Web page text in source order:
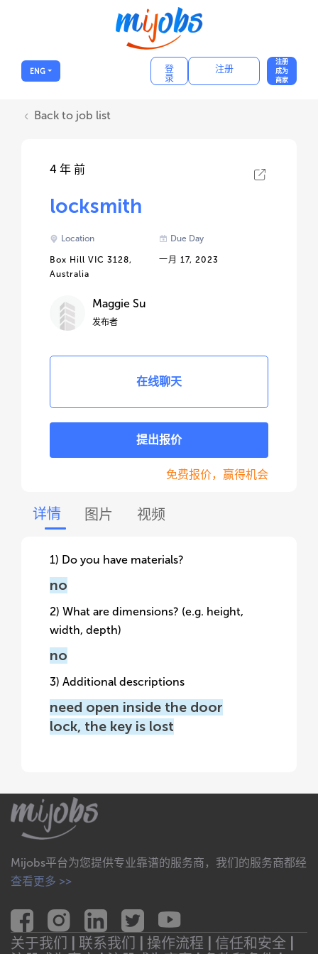
ENG 登
录
注册
注册
成为
商家
Back to job list
4 年 前
locksmith
Location
Box Hill VIC 3128,
Australia
Due Day
一月 17, 2023
Maggie Su
发布者
在线聊天
提出报价
免费报价，赢得机会
详情 图片 视频
1) Do you have materials?
no
2) What are dimensions? (e.g. height,
width, depth)
no
3) Additional descriptions
need open inside the door
lock, the key is lost
Mijobs平台为您提供专业靠谱的服务商，我们的服务商都经
查看更多 >>
关于我们 | 联系我们 | 操作流程 | 信任和安全 |